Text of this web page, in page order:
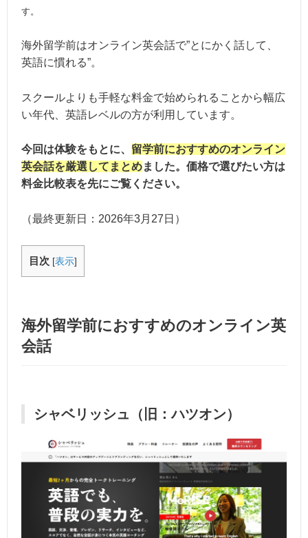
す。
海外留学前はオンライン英会話で”とにかく話して、
英語に慣れる”。
スクールよりも手軽な料金で始められることから幅広
い年代、英語レベルの方が利用しています。
今回は体験をもとに、 留学前におすすめのオンライン
英会話を厳選してまとめました。価格で選びたい方は
料金比較表を先にご覧ください。
（最終更新日： 2026年3月27日 ）
目次 [表示]
海外留学前におすすめのオンライン英
会話
シャベリッシュ（旧：ハツオン）